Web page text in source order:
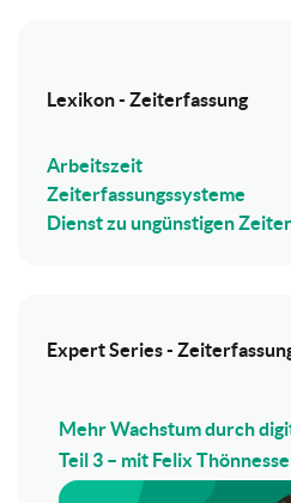
Lexikon - Zeiterfassung
Arbeitszeit
Zeiterfassungssysteme
Dienst zu ungünstigen
Expert Series -
Mehr Wachstum durch
Teil 3 – mit Felix